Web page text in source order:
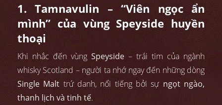
1. Tamnavulin – “Viên ngọc ẩn
mình” của vùng Speyside huyền
thoại
Khi nhắc đến vùng Speyside – trái tim của ngành
whisky Scotland – người ta nhớ ngay đến những dòng
Single Malt trứ danh, nổi tiếng bởi sự ngọt ngào,
thanh lịch và tinh tế.